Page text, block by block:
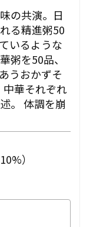
の共演。日
る精進粥50
いるような
粥を50品、
うおかずそ
華それぞれ
。 体調を崩
）